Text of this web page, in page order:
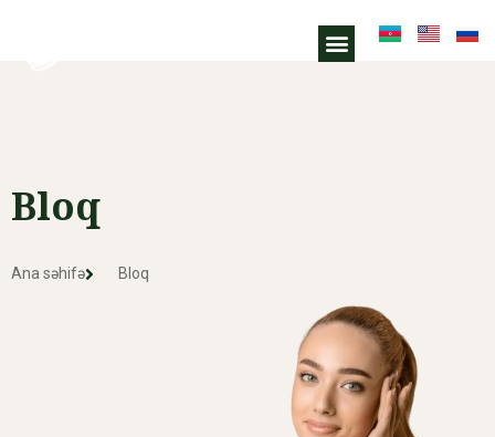
Bloq
Ana səhifə Bloq